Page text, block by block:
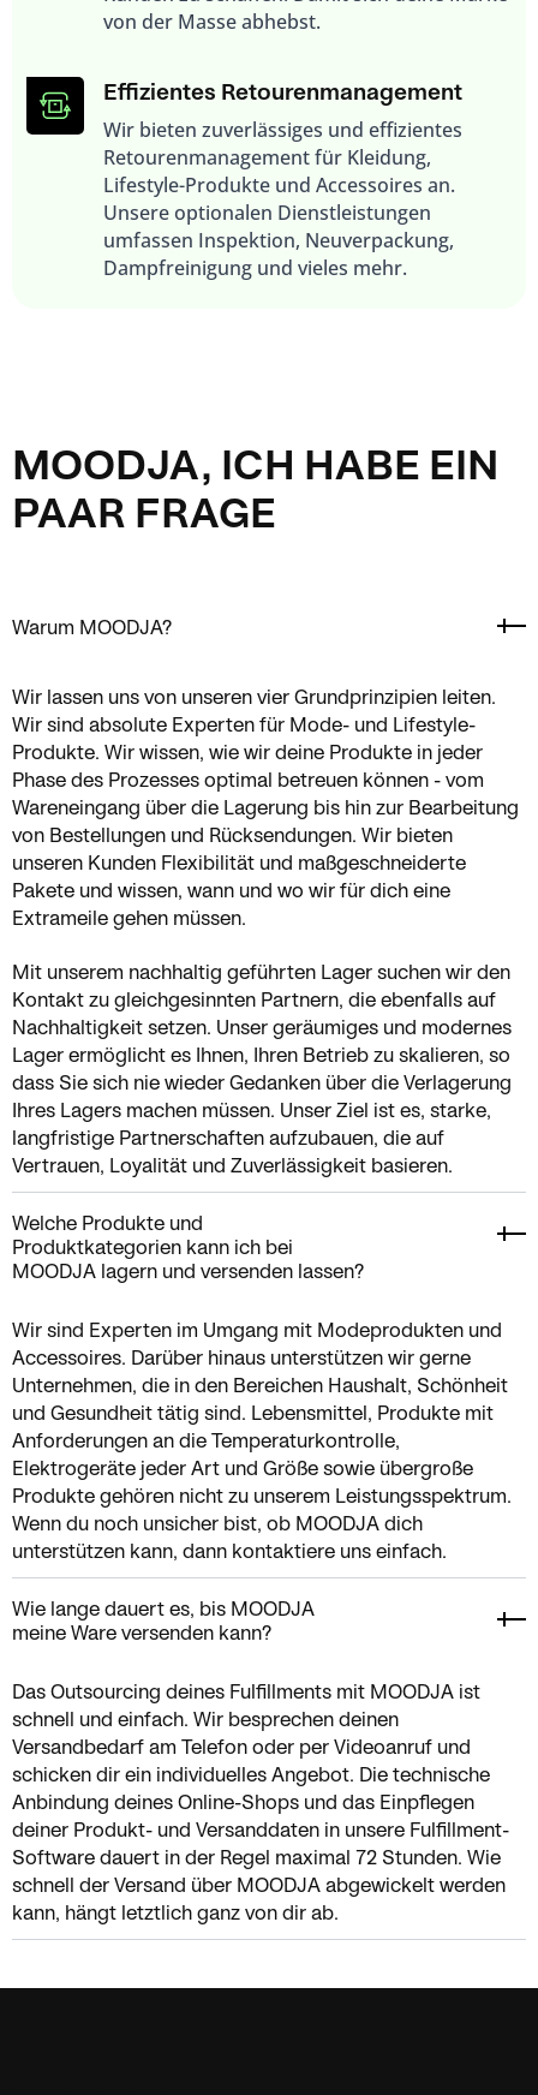
von der Masse abhebst.
Effizientes Retouren­­management
Wir bieten zuverlässiges und effizientes
Retourenmanagement für Kleidung,
Lifestyle-Produkte und Accessoires an.
Unsere optionalen Dienstleistungen
umfassen Inspektion, Neuverpackung,
Dampfreinigung und vieles mehr.
MOODJA, ICH HABE EIN
PAAR FRAGE
Warum MOODJA?
Wir lassen uns von unseren vier Grundprinzipien leiten.
Wir sind absolute Experten für Mode- und Lifestyle-
Produkte. Wir wissen, wie wir deine Produkte in jeder
Phase des Prozesses optimal betreuen können - vom
Wareneingang über die Lagerung bis hin zur Bearbeitung
von Bestellungen und Rücksendungen. Wir bieten
unseren Kunden Flexibilität und maßgeschneiderte
Pakete und wissen, wann und wo wir für dich eine
Extrameile gehen müssen.
Mit unserem nachhaltig geführten Lager suchen wir den
Kontakt zu gleichgesinnten Partnern, die ebenfalls auf
Nachhaltigkeit setzen. Unser geräumiges und modernes
Lager ermöglicht es Ihnen, Ihren Betrieb zu skalieren, so
dass Sie sich nie wieder Gedanken über die Verlagerung
Ihres Lagers machen müssen. Unser Ziel ist es, starke,
langfristige Partnerschaften aufzubauen, die auf
Vertrauen, Loyalität und Zuverlässigkeit basieren.
Welche Produkte und
Produktkategorien kann ich bei
MOODJA lagern und versenden lassen?
Wir sind Experten im Umgang mit Modeprodukten und
Accessoires. Darüber hinaus unterstützen wir gerne
Unternehmen, die in den Bereichen Haushalt, Schönheit
und Gesundheit tätig sind. Lebensmittel, Produkte mit
Anforderungen an die Temperaturkontrolle,
Elektrogeräte jeder Art und Größe sowie übergroße
Produkte gehören nicht zu unserem Leistungsspektrum.
Wenn du noch unsicher bist, ob MOODJA dich
unterstützen kann, dann kontaktiere uns einfach.
Wie lange dauert es, bis MOODJA
meine Ware versenden kann?
Das Outsourcing deines Fulfillments mit MOODJA ist
schnell und einfach. Wir besprechen deinen
Versandbedarf am Telefon oder per Videoanruf und
schicken dir ein individuelles Angebot. Die technische
Anbindung deines Online-Shops und das Einpflegen
deiner Produkt- und Versanddaten in unsere Fulfillment-
Software dauert in der Regel maximal 72 Stunden. Wie
schnell der Versand über MOODJA abgewickelt werden
kann, hängt letztlich ganz von dir ab.